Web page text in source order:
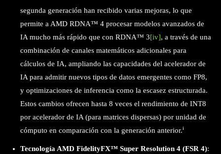
segunda generación han recibido varias mejoras, lo que
permite a AMD RDNA™ 4 procesar modelos avanzados de
IA mucho más rápido que con RDNA™ 3[iv], a través de una
combinación de canales matemáticos adicionales para
cálculos de IA, ampliando las capacidades del acelerador de
IA para admitir nuevos tipos de datos emergentes como FP8,
y optimizaciones de inferencia como la escasez estructurada.
Estos cambios ofrecen hasta 8 veces el rendimiento de INT8
por acelerador de IA (para matrices dispersas) por unidad de
cómputo en comparación con la generación anterior.i
Tecnología AMD FidelityFX™ Super Resolution 4 (FSR 4):